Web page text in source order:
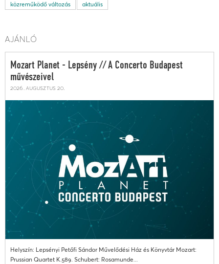
közreműködő változás
aktuális
AJÁNLÓ
Mozart Planet - Lepsény // A Concerto Budapest
művészeivel
2026. augusztus 20.
Helyszín: Lepsényi Petőfi Sándor Művelődési Ház és Könyvtár Mozart:
Prussian Quartet K.589. Schubert: Rosamunde...